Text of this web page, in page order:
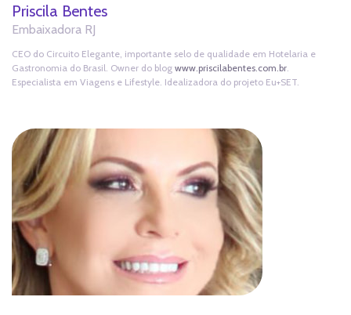
Priscila Bentes
Embaixadora RJ
CEO do Circuito Elegante, importante selo de qualidade em Hotelaria e
Gastronomia do Brasil. Owner do blog www.priscilabentes.com.br
Especialista em Viagens e Lifestyle. Idealizadora do projeto Eu+SET.